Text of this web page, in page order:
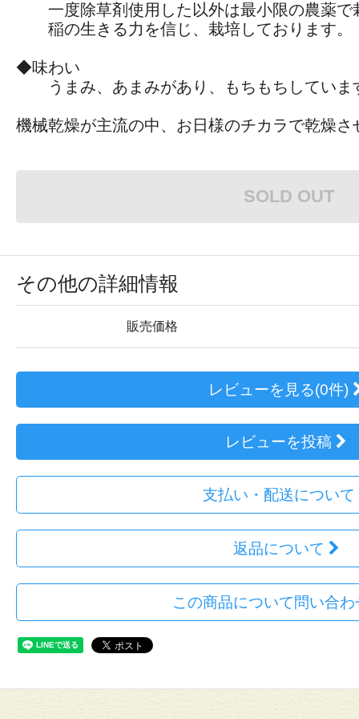
一度除草剤使用した以外は最小限の農薬で
稲の生きる力を信じ、栽培しております。
◆味わい
うまみ、あまみがあり、もちもちしていま
機械乾燥が主流の中、お日様のチカラで乾燥さ
SOLD OUT
その他の詳細情報
販売価格
レビューを見る(0件)
レビューを投稿
支払い・配送について
返品について
この商品について問い合わ